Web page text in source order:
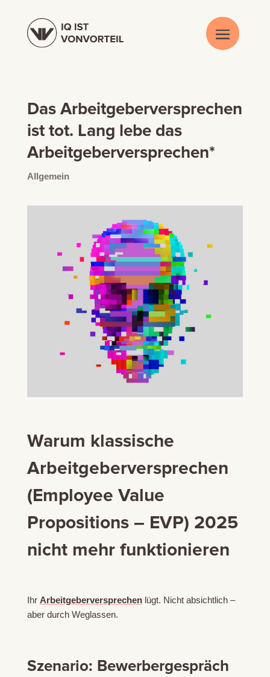
Das Arbeitgeberversprechen
ist tot. Lang lebe das
Arbeitgeberversprechen*
Allgemein
Warum klassische
Arbeitgeberversprechen
(Employee Value
Propositions – EVP) 2025
nicht mehr funktionieren
Ihr Arbeitgeberversprechenlügt. Nicht absichtlich –
aber durch Weglassen.
Szenario: Bewerbergespräch